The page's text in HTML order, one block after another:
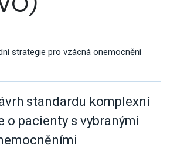
strategie pro vzácná onemocnění
standardu komplexní
o pacienty s vybranými